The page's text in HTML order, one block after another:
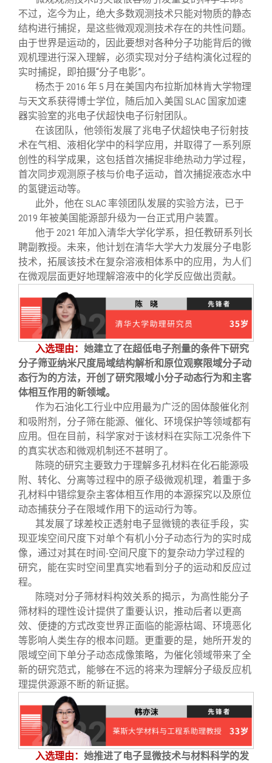
不过，迄今为止，绝大多数观测技术只能对物质的静态
结构进行捕捉，是这些微观观测技术存在的共性问题。
由于世界是运动的，因此要想对各种分子功能背后的微
观机理进行深入理解，必须实现对分子结构演化过程的
实时捕捉，即拍摄“分子电影”。
杨杰于 2016 年 5 月在美国内布拉斯加林肯大学物理
与天文系获得博士学位，随后加入美国 SLAC 国家加速
器实验室的兆电子伏超快电子衍射团队。
在该团队，他领衔发展了兆电子伏超快电子衍射技
术在气相、液相化学中的科学应用，并取得了一系列原
创性的科学成果，这包括首次捕捉非绝热动力学过程，
首次同步观测原子核与价电子运动，首次捕捉液态水中
的氢键运动等。
此外，他在 SLAC率领团队发展的实验方法，已于
2019 年被美国能源部升级为一台正式用户装置。
他于 2021 年加入清华大学化学系，担任教研系列长
聘副教授。未来，他计划在清华大学大力发展分子电影
技术，拓展该技术在复杂溶液相体系中的应用，为人们
在微观层面更好地理解溶液中的化学反应做出贡献。
入选理由： 她建立了在超低电子剂量的条件下研究
分子筛亚纳米尺度局域结构解析和原位观察限域分子动
态行为的方法，开创了研究限域小分子动态行为和主客
体相互作用的新领域。
作为石油化工行业中应用最为广泛的固体酸催化剂
和吸附剂，分子筛在能源、催化、环境保护等领域都有
应用。但在目前，科学家对于该材料在实际工况条件下
的真实状态和微观机制还不甚明了。
陈晓的研究主要致力于理解多孔材料在化石能源吸
附、转化、分离等过程中的原子级微观机理，着重于多
孔材料中错综复杂主客体相互作用的本源探究以及原位
动态捕获分子在限域作用下的运动行为等。
其发展了球差校正透射电子显微镜的表征手段，实
现亚埃空间尺度下对单个有机小分子动态行为的实时成
像，通过对其在时间-空间尺度下的复杂动力学过程的
研究，能在实时空间里真实地看到分子的运动和反应过
程。
陈晓对分子筛材料构效关系的揭示，为高性能分子
筛材料的理性设计提供了重要认识，推动后者以更高
效、便捷的方式改变世界正面临的能源枯竭、环境恶化
等影响人类生存的根本问题。更重要的是，她所开发的
限域空间下单分子动态成像策略，为催化领域带来了全
新的研究范式，能够在不远的将来为理解分子级反应机
理提供源源不断的新证据。
入选理由： 她推进了电子显微技术与材料科学的发